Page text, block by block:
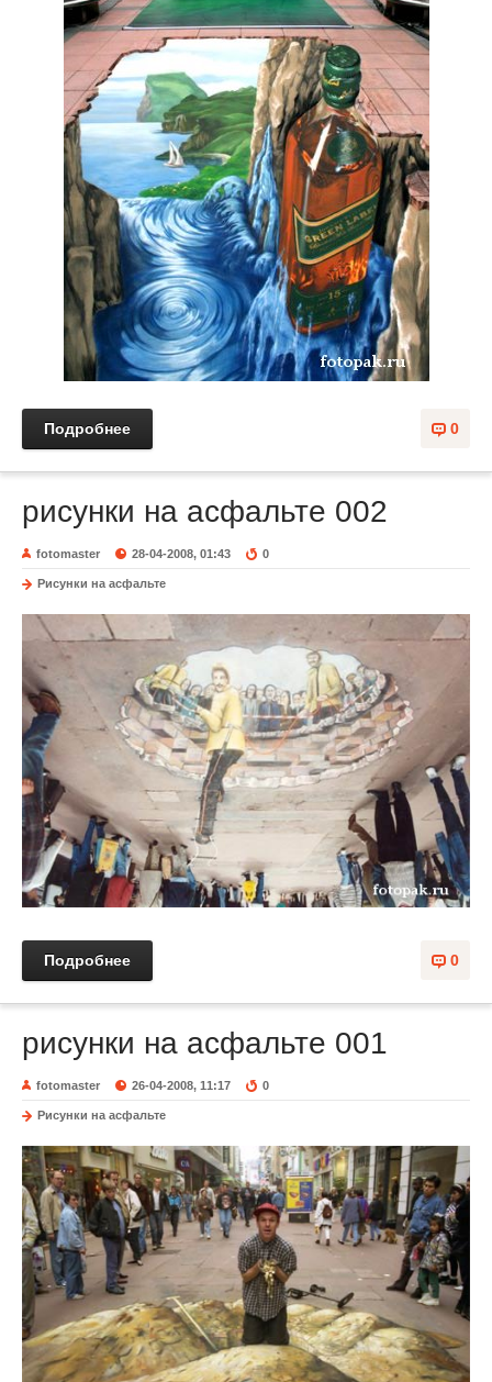
0
Подробнее
рисунки на асфальте 002
fotomaster 28-04-2008, 01:43 0
Рисунки на асфальте
0
Подробнее
рисунки на асфальте 001
fotomaster 26-04-2008, 11:17 0
Рисунки на асфальте